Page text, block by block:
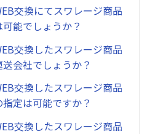
交換にてスワレージ商品
能でしょうか？
交換したスワレージ商品
会社でしょうか？
交換したスワレージ商品
定は可能ですか？
交換したスワレージ商品